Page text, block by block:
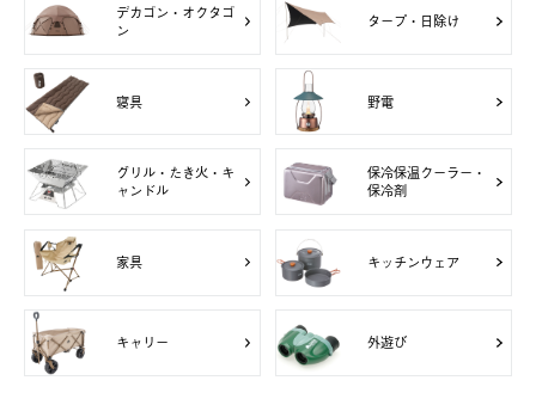
デカゴン・オクタゴ
ン
タープ・日除け
寝具 野電
グリル・たき火・キ
ャンドル
保冷保温クーラー・
保冷剤
家具 キッチンウェア
キャリー 外遊び